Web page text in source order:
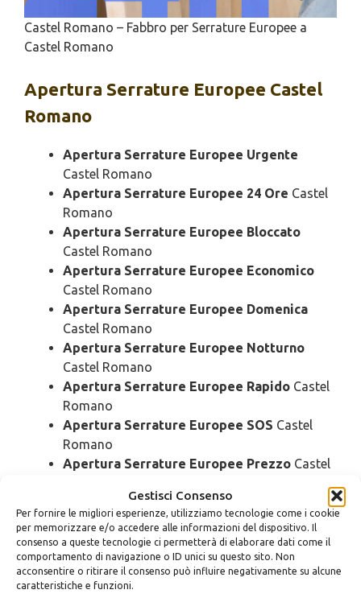
Gestisci Consenso
Per fornire le migliori esperienze, utilizziamo tecnologie come i cookie
per memorizzare e/o accedere alle informazioni del dispositivo. Il
consenso a queste tecnologie ci permetterà di elaborare dati come il
comportamento di navigazione o ID unici su questo sito. Non
acconsentire o ritirare il consenso può influire negativamente su alcune
caratteristiche e funzioni.
Castel Romano – Fabbro per Serrature Europee a
Castel Romano
Apertura Serrature Europee Castel
Romano
Apertura Serrature Europee Urgente
Castel Romano
Apertura Serrature Europee 24 Ore Castel
Romano
Apertura Serrature Europee Bloccato
Castel Romano
Apertura Serrature Europee Economico
Castel Romano
Apertura Serrature Europee Domenica
Castel Romano
Apertura Serrature Europee Notturno
Castel Romano
Apertura Serrature Europee Rapido Castel
Romano
Apertura Serrature Europee SOS Castel
Romano
Apertura Serrature Europee Prezzo Castel
Apertura Serrature Europee Costo
Romano
Pronto InterventoSerrature
Europee Castel Romano